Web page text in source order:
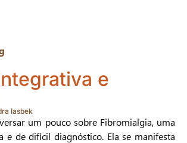
e
Iasbek
um pouco sobre Fibromialgia, uma
e de difícil diagnóstico. Ela se manifesta